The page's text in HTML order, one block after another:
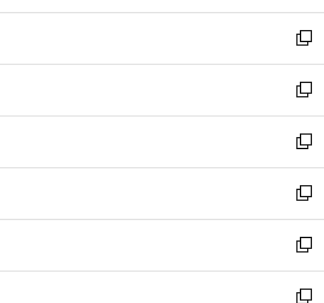
開
く
ウ
で
開
く
ン
ド
ウ
で
開
く
新
し
い
ウ
ィ
ン
ド
ウ
で
開
く
新
し
い
ウ
ィ
ン
ド
ウ
で
新
し
い
ウ
ィ
ン
ド
新
し
い
ウ
新
し